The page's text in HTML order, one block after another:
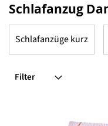
Schlafanzug
Schlafanzüge kurz
Filter